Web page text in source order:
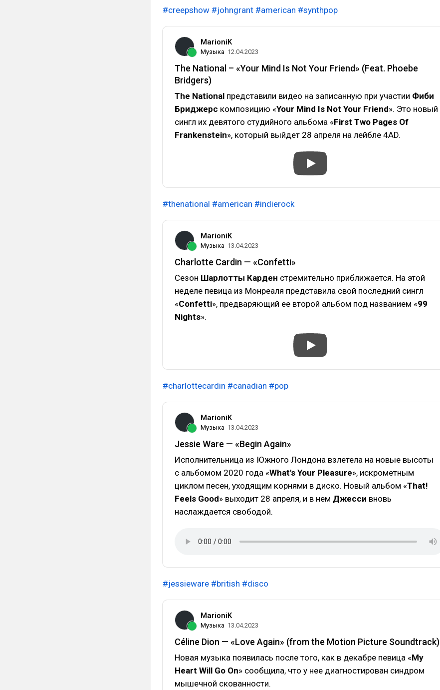
#creepshow #johngrant #american #synthpop
MarioniK
Музыка 12.04.2023
The National – «Your Mind Is Not Your Friend» (Feat. Phoebe
Bridgers)
The National представили видео на записанную при участии Фиби
Бриджерс композицию «Your Mind Is Not Your Friend». Это новый
сингл их девятого студийного альбома «First Two Pages Of
Frankenstein», который выйдет 28 апреля на лейбле 4AD.
#thenational #american #indierock
MarioniK
Музыка 13.04.2023
Charlotte Cardin — «Confetti»
Сезон Шарлотты Карден стремительно приближается. На этой
неделе певица из Монреаля представила свой последний сингл
«Confetti», предваряющий ее второй альбом под названием «99
Nights».
#charlottecardin #canadian #pop
MarioniK
Музыка 13.04.2023
Jessie Ware — «Begin Again»
Исполнительница из Южного Лондона взлетела на новые высоты
с альбомом 2020 года «What's Your Pleasure», искрометным
циклом песен, уходящим корнями в диско. Новый альбом «That!
Feels Good» выходит 28 апреля, и в нем Джесси вновь
наслаждается свободой.
#jessieware #british #disco
MarioniK
Музыка 13.04.2023
Céline Dion — «Love Again» (from the Motion Picture Soundtrack)
Новая музыка появилась после того, как в декабре певица «My
Heart Will Go On» сообщила, что у нее диагностирован синдром
мышечной скованности.